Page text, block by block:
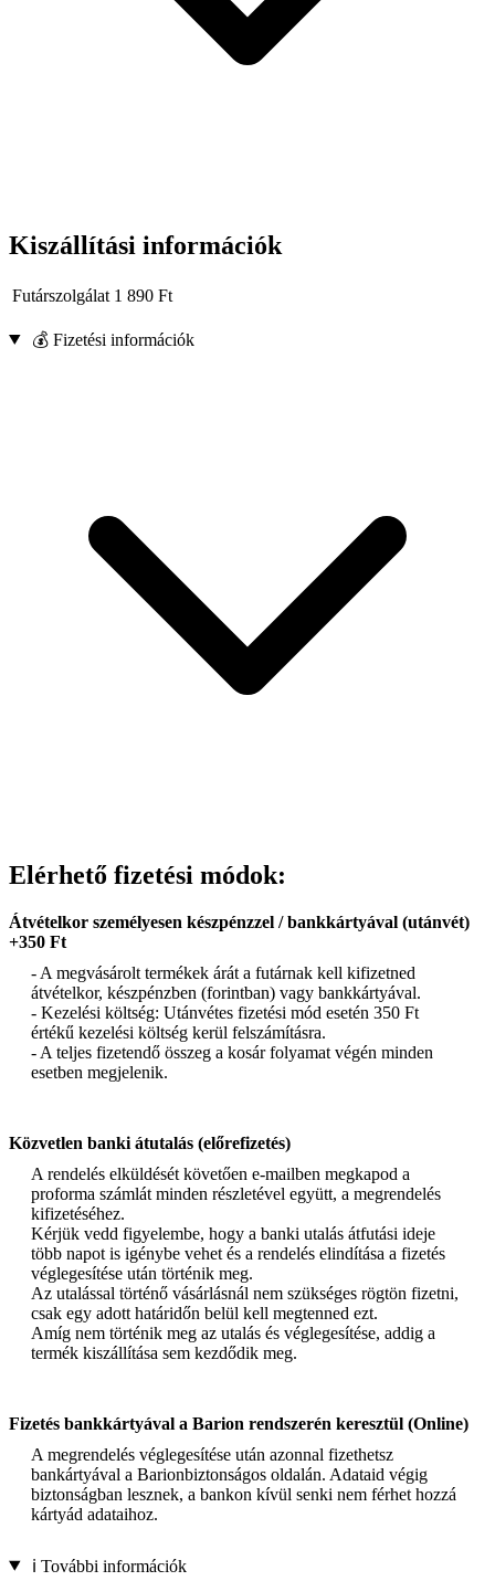
Kiszállítási információk
Futárszolgálat 1 890 Ft
💰 Fizetési információk
Elérhető fizetési módok:
Átvételkor személyesen készpénzzel / bankkártyával (utánvét)
+350 Ft
- A megvásárolt termékek árát a futárnak kell kifizetned
átvételkor, készpénzben (forintban) vagy bankkártyával.
- Kezelési költség: Utánvétes fizetési mód esetén 350 Ft
értékű kezelési költség kerül felszámításra.
- A teljes fizetendő összeg a kosár folyamat végén minden
esetben megjelenik.
Közvetlen banki átutalás (előrefizetés)
A rendelés elküldését követően e-mailben megkapod a
proforma számlát minden részletével együtt, a megrendelés
kifizetéséhez.
Kérjük vedd figyelembe, hogy a banki utalás átfutási ideje
több napot is igénybe vehet és a rendelés elindítása a fizetés
véglegesítése után történik meg.
Az utalással történő vásárlásnál nem szükséges rögtön fizetni,
csak egy adott határidőn belül kell megtenned ezt.
Amíg nem történik meg az utalás és véglegesítése, addig a
termék kiszállítása sem kezdődik meg.
Fizetés bankkártyával a Barion rendszerén keresztül (Online)
A megrendelés véglegesítése után azonnal fizethetsz
bankártyával a Barionbiztonságos oldalán. Adataid végig
biztonságban lesznek, a bankon kívül senki nem férhet hozzá
kártyád adataihoz.
ℹ️ További információk